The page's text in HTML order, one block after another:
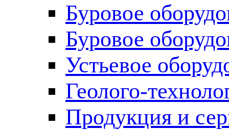
Буровое
Буровое
Устьевое
Геолого-
Продукция и